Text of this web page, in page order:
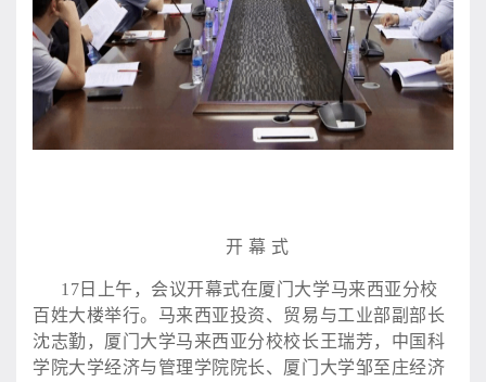
开 幕 式
17日上午，会议开幕式在厦门大学马来西亚分校
百姓大楼举行。马来西亚投资、贸易与工业部副部长
沈志勤，厦门大学马来西亚分校校长王瑞芳，中国科
学院大学经济与管理学院院长、厦门大学邹至庄经济